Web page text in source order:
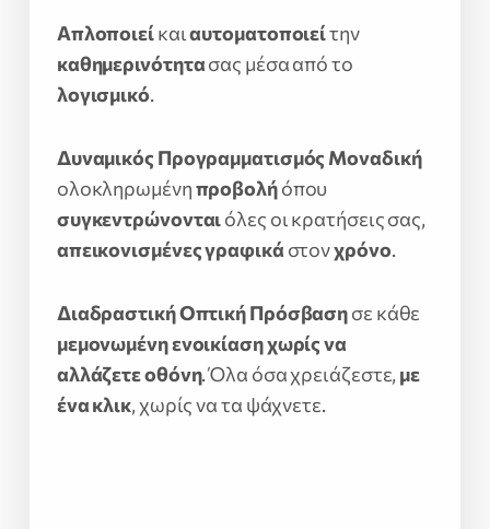
Απλοποιείκαιαυτοματοποιείτην
καθημερινότητασας μέσα από το
λογισμικό.
Δυναμικός Προγραμματισμός Μοναδική
ολοκληρωμένηπροβολήόπου
συγκεντρώνονταιόλες οι κρατήσεις σας,
απεικονισμένες γραφικά στονχρόνο.
Διαδραστική ΟπτικήΠρόσβασησε κάθε
μεμονωμένη ενοικίασηχωρίς να
αλλάζετε οθόνη. Όλα όσα χρειάζεστε, με
ένα κλικ, χωρίς να τα ψάχνετε.